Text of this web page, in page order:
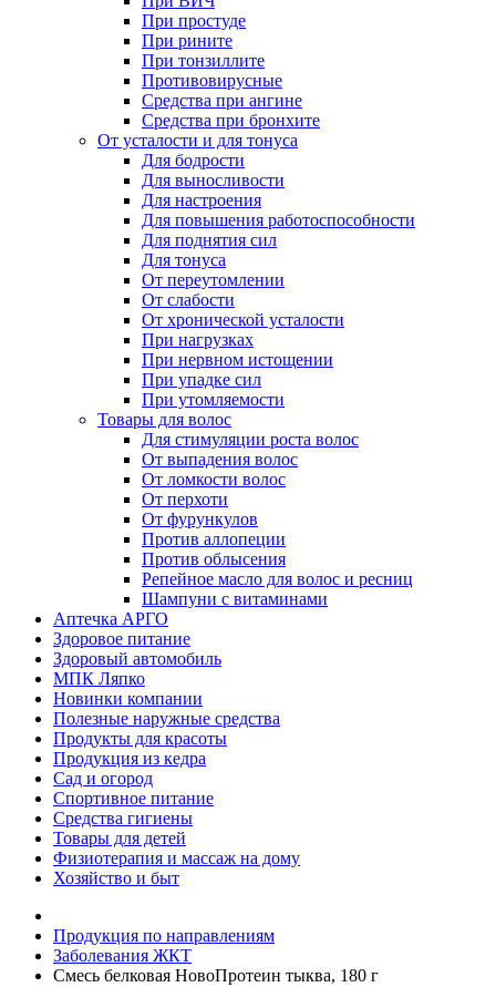
При простуде
При рините
При тонзиллите
Противовирусные
Средства при ангине
Средства при бронхите
От усталости и для тонуса
Для бодрости
Для выносливости
Для настроения
Для повышения работоспособности
Для поднятия сил
Для тонуса
От переутомлении
От слабости
От хронической усталости
При нагрузках
При нервном истощении
При упадке сил
При утомляемости
Товары для волос
Для стимуляции роста волос
От выпадения волос
От ломкости волос
От перхоти
От фурункулов
Против аллопеции
Против облысения
Репейное масло для волос и ресниц
Шампуни с витаминами
Аптечка АРГО
Здоровое питание
Здоровый автомобиль
МПК Ляпко
Новинки компании
Полезные наружные средства
Продукты для красоты
Продукция из кедра
Сад и огород
Спортивное питание
Средства гигиены
Товары для детей
Физиотерапия и массаж на дому
Хозяйство и быт
Продукция по направлениям
Заболевания ЖКТ
Смесь белковая НовоПротеин тыква, 180 г